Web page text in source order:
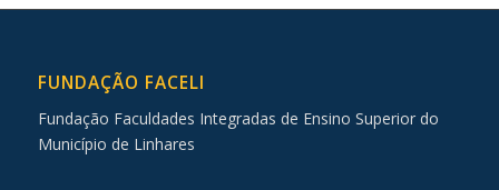
FUNDAÇÃO FACELI
Fundação Faculdades Integradas de Ensino Superior do
Município de Linhares